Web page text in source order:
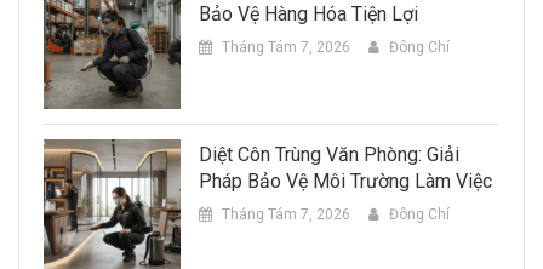
Bảo Vệ Hàng Hóa Tiện Lợi
Tháng Tám 7, 2026 Đông Chí
Diệt Côn Trùng Văn Phòng: Giải
Pháp Bảo Vệ Môi Trường Làm Việc
Tháng Tám 7, 2026 Đông Chí